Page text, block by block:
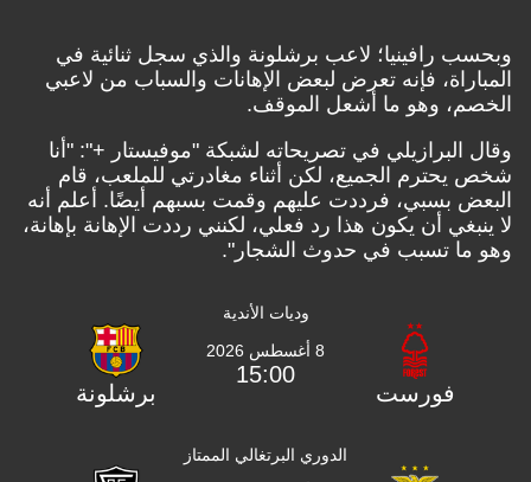
وبحسب رافينيا؛ لاعب برشلونة والذي سجل ثنائية في
المباراة، فإنه تعرض لبعض الإهانات والسباب من لاعبي
الخصم، وهو ما أشعل الموقف.
وقال البرازيلي في تصريحاته لشبكة "موفيستار +": "أنا
شخص يحترم الجميع، لكن أثناء مغادرتي للملعب، قام
البعض بسبي، فرددت عليهم وقمت بسبهم أيضًا. أعلم أنه
لا ينبغي أن يكون هذا رد فعلي، لكنني رددت الإهانة بإهانة،
وهو ما تسبب في حدوث الشجار".
وديات الأندية
فورست
8 أغسطس 2026
15:00
برشلونة
الدوري البرتغالي الممتاز